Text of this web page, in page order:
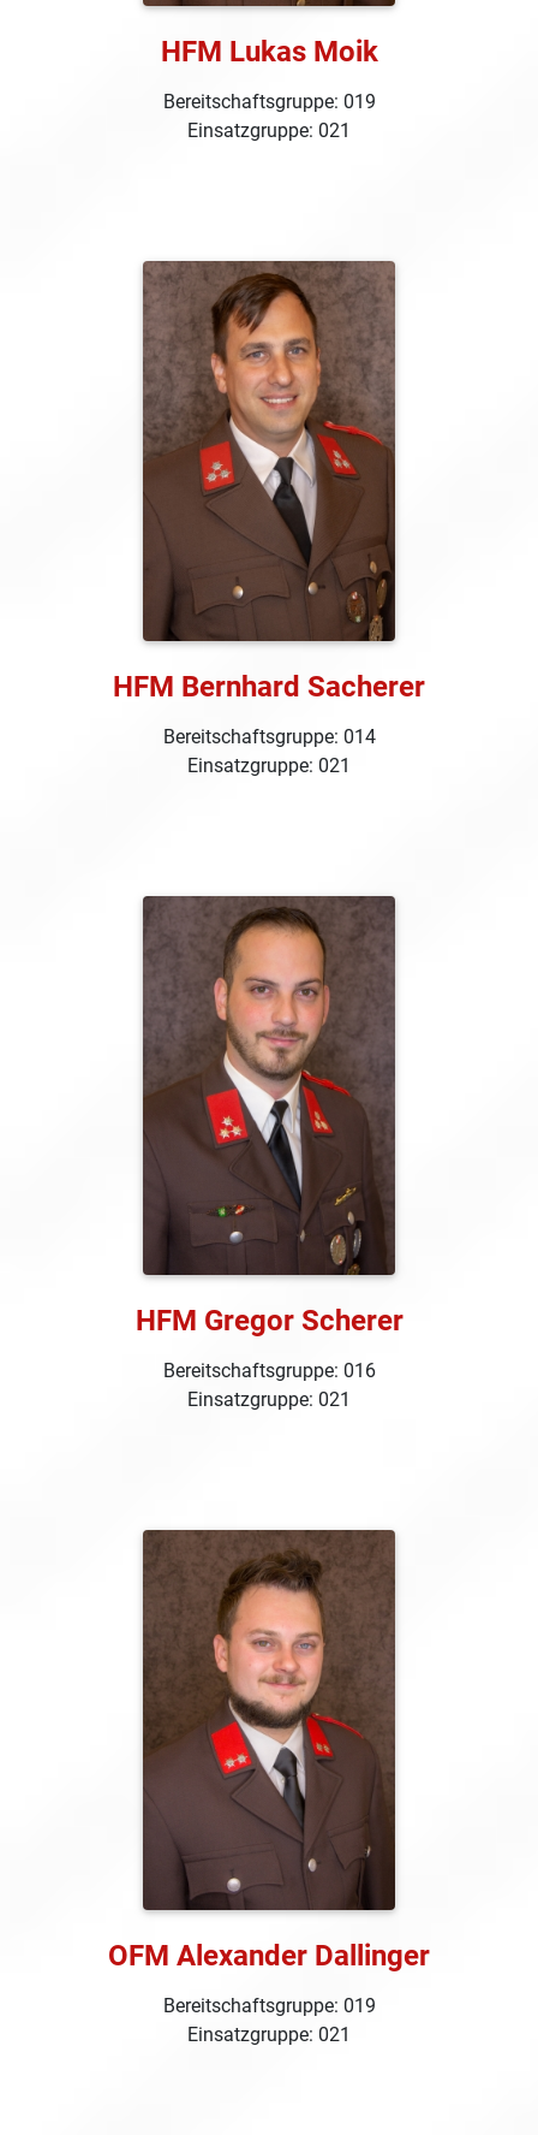
HFM Lukas Moik
Bereitschaftsgruppe: 019
Einsatzgruppe: 021
HFM Bernhard Sacherer
Bereitschaftsgruppe: 014
Einsatzgruppe: 021
HFM Gregor Scherer
Bereitschaftsgruppe: 016
Einsatzgruppe: 021
OFM Alexander Dallinger
Bereitschaftsgruppe: 019
Einsatzgruppe: 021